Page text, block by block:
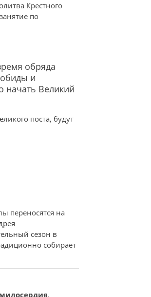
Крестного
по
обряда
и
начать Великий
поста, будут
переносятся на
сезон в
собирает
,